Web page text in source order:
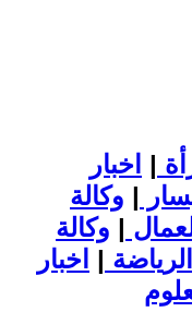
| اخبار
| وكالة
| وكالة
| اخبار